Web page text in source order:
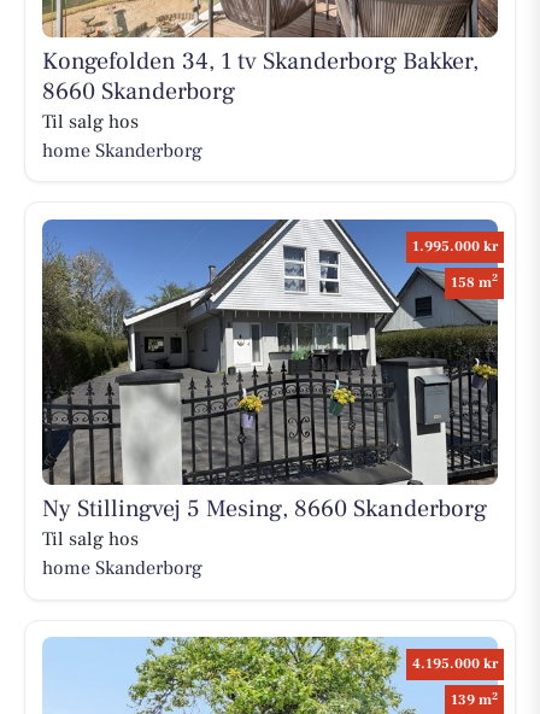
Kongefolden 34, 1 tv Skanderborg Bakker,
8660 Skanderborg
Til salg hos
home Skanderborg
1.995.000 kr
158 m2
Ny Stillingvej 5 Mesing, 8660 Skanderborg
Til salg hos
home Skanderborg
4.195.000 kr
139 m2